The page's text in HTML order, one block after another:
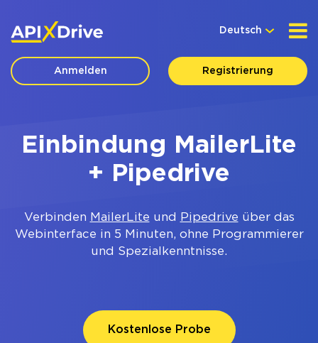
Deutsch
Anmelden Registrierung
Einbindung MailerLite
+ Pipedrive
Verbinden MailerLite und Pipedrive über das
Webinterface in 5 Minuten, ohne Programmierer
und Spezialkenntnisse.
Kostenlose Probe